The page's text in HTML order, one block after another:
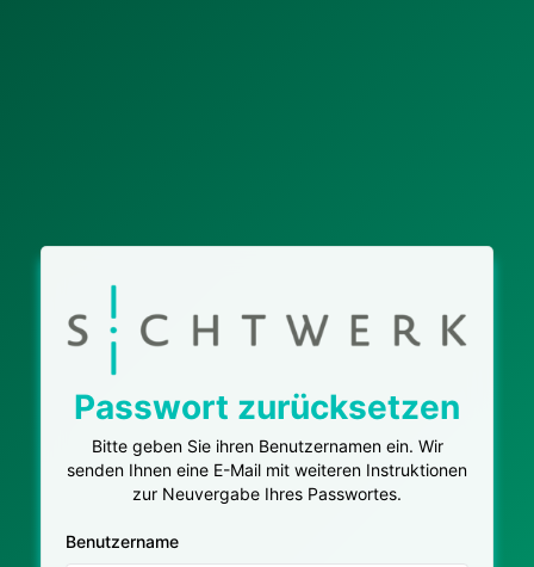
Passwort zurücksetzen
Bitte geben Sie ihren Benutzernamen ein. Wir
senden Ihnen eine E-Mail mit weiteren Instruktionen
zur Neuvergabe Ihres Passwortes.
Benutzername